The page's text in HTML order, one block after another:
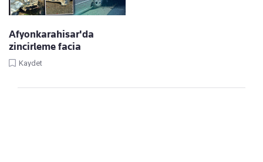
Afyonkarahisar'da
zincirleme facia
Kaydet